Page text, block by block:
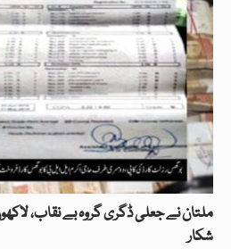
ملتان نے جعلی ڈگری گروہ بے نقاب،
شکار